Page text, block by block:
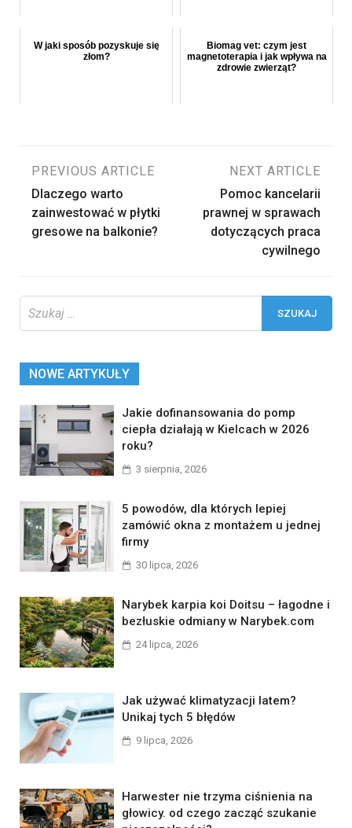
W jaki sposób pozyskuje się
złom?
Biomag vet: czym jest
magnetoterapia i jak wpływa na
zdrowie zwierząt?
Nawigacja
wpisu
PREVIOUS ARTICLE
Dlaczego warto
zainwestować w płytki
gresowe na balkonie?
NEXT ARTICLE
Pomoc kancelarii
prawnej w sprawach
dotyczących praca
cywilnego
NOWE ARTYKUŁY
Jakie dofinansowania do pomp
ciepła działają w Kielcach w 2026
roku?
3 sierpnia, 2026
5 powodów, dla których lepiej
zamówić okna z montażem u jednej
firmy
30 lipca, 2026
Narybek karpia koi Doitsu – łagodne i
bezłuskie odmiany w Narybek.com
24 lipca, 2026
Jak używać klimatyzacji latem?
Unikaj tych 5 błędów
9 lipca, 2026
Harwester nie trzyma ciśnienia na
głowicy. od czego zacząć szukanie